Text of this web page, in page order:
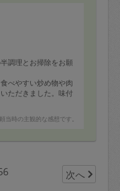
調理とお掃除をお願
べやすい炒め物や肉
ただきました。味付
茹で加減ひとつとっ
ぁと感心するばかり
い状態で、あまりお
の見解をアドバイス
選択の参考にさせて
うございます。
当時の主観的な感想です。
次へ